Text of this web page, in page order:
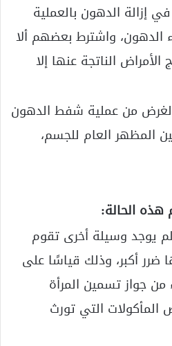
إزالة الدهون بالعملية
الدهون، واشترط بعضهم ألا
الناتجة عنها إلا
من عملية شفط الدهون
المظهر العام للجسم،
الحالة:
لم يوجد وسيلة أخرى تقوم
ضرر أكبر، وذلك قياسًا على
جواز تسمين المرأة
التي تورث